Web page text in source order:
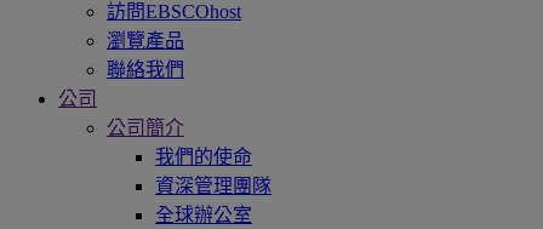
訪問EBSCOhost
瀏覽產品
聯絡我們
公司
公司簡介
我們的使命
資深管理團隊
全球辦公室